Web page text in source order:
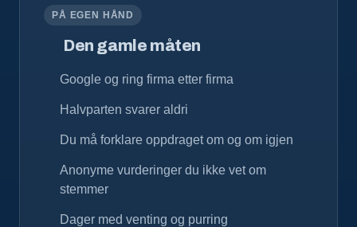
PÅ EGEN HÅND
Den gamle måten
Google og ring firma etter firma
Halvparten svarer aldri
Du må forklare oppdraget om og om igjen
Anonyme vurderinger du ikke vet om
stemmer
Dager med venting og purring